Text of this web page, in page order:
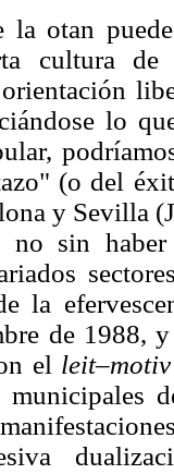
la otan
cultura
lo
(o del
y Sevilla
no sin
la
de 1988,
el
municipales